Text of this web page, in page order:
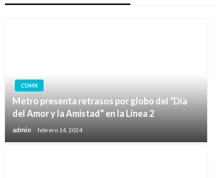
CDMX
Metro presenta retrasos por globo del “Día
del Amor y la Amistad” en la Línea 2
admin febrero 14, 2024